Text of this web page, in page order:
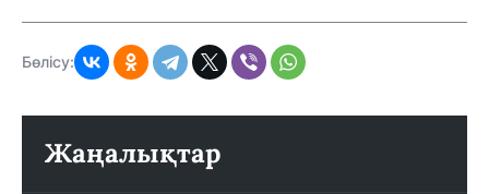
Бөлісу:
Жаңалықтар